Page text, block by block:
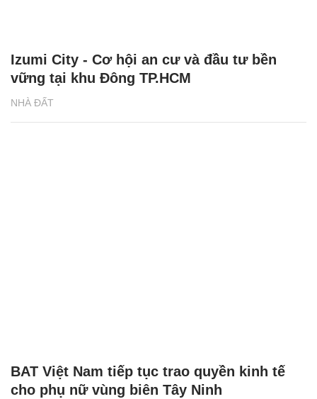
NHÀ ĐẤT
Izumi City - Cơ hội an cư và đầu tư bền
vững tại khu Đông TP.HCM
BAT Việt Nam tiếp tục trao quyền kinh tế
cho phụ nữ vùng biên Tây Ninh